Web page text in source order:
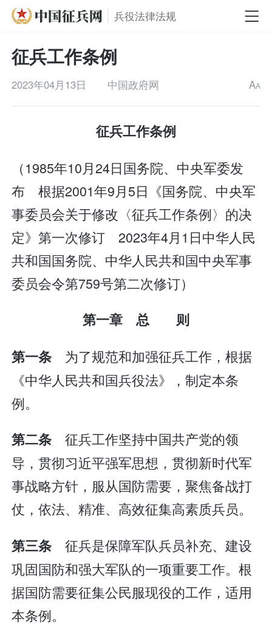
兵役法律法规
征兵工作条例
2023年04月13日 中国政府网 AA
征兵工作条例
（1985年10月24日国务院、中央军委发
布 根据2001年9月5日《国务院、中央军
事委员会关于修改〈征兵工作条例〉的决
定》第一次修订 2023年4月1日中华人民
共和国国务院、中华人民共和国中央军事
委员会令第759号第二次修订）
第一章 总 则
第一条 为了规范和加强征兵工作，根据
《中华人民共和国兵役法》，制定本条
例。
第二条 征兵工作坚持中国共产党的领
导，贯彻习近平强军思想，贯彻新时代军
事战略方针，服从国防需要，聚焦备战打
仗，依法、精准、高效征集高素质兵员。
第三条 征兵是保障军队兵员补充、建设
巩固国防和强大军队的一项重要工作。根
据国防需要征集公民服现役的工作，适用
本条例。